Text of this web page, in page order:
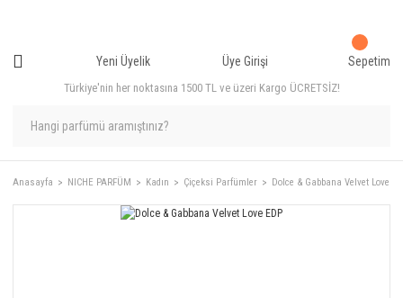
Türkiye'nin her noktasına 1500 TL ve üzeri Kargo ÜCRETSİZ!
Yeni Üyelik Üye Girişi Sepetim
Anasayfa NICHE PARFÜM Kadın Çiçeksi Parfümler Dolce & Gabbana Velvet Love